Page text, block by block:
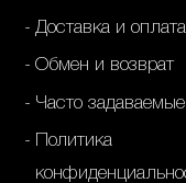
Доставка и оплата
Обмен и возврат
Часто
Политика